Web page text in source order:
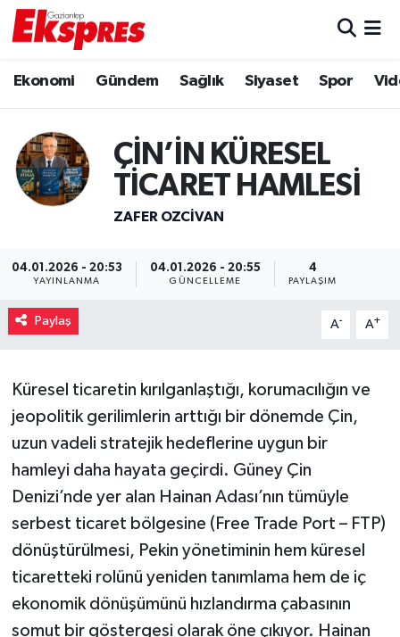
Ekonomi Gündem Sağlık Siyaset Spor
ÇİN’İN KÜRESEL
TİCARET HAMLESİ
ZAFER OZCIVAN
04.01.2026 - 20:53
YAYINLANMA
04.01.2026 - 20:55
GÜNCELLEME
4
PAYLAŞIM
Paylaş A- A+
Küresel ticaretin kırılganlaştığı, korumacılığın ve
jeopolitik gerilimlerin arttığı bir dönemde Çin,
uzun vadeli stratejik hedeflerine uygun bir
hamleyi daha hayata geçirdi. Güney Çin
Denizi’nde yer alan Hainan Adası’nın tümüyle
serbest ticaret bölgesine (Free Trade Port – FTP)
dönüştürülmesi, Pekin yönetiminin hem küresel
ticaretteki rolünü yeniden tanımlama hem de iç
ekonomik dönüşümünü hızlandırma çabasının
somut bir göstergesi olarak öne çıkıyor. Hainan
Ekonomi
Gaziantep son dakika
Genel
Magazin
Piyasa
Resmi İlanlar
Sağlık
Sinemalar
Trafik Durumu
Puan Durumu ve Fikstür
Tüm Manşetler